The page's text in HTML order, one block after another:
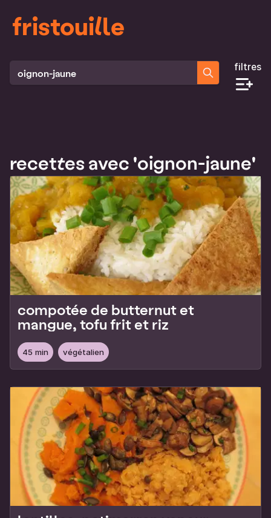
fristouille
Rechercher des recettes filtres
recettes avec 'oignon-jaune'
Liste des recettes qui correspondent à ta recherche
compotée de butternut et
mangue, tofu frit et riz
45 min végétalien